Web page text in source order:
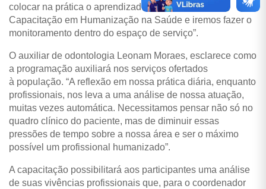
colocar na prática o aprendizado da I Semana de
Capacitação em Humanização na Saúde e iremos fazer o
monitoramento dentro do espaço de serviço”.
O auxiliar de odontologia Leonam Moraes, esclarece como
a programação auxiliará nos serviços ofertados
à população. “A reflexão em nossa prática diária, enquanto
profissionais, nos leva a uma análise de nossa atuação,
muitas vezes automática. Necessitamos pensar não só no
quadro clínico do paciente, mas de diminuir essas
pressões de tempo sobre a nossa área e ser o máximo
possível um profissional humanizado”.
A capacitação possibilitará aos participantes uma análise
de suas vivências profissionais que, para o coordenador